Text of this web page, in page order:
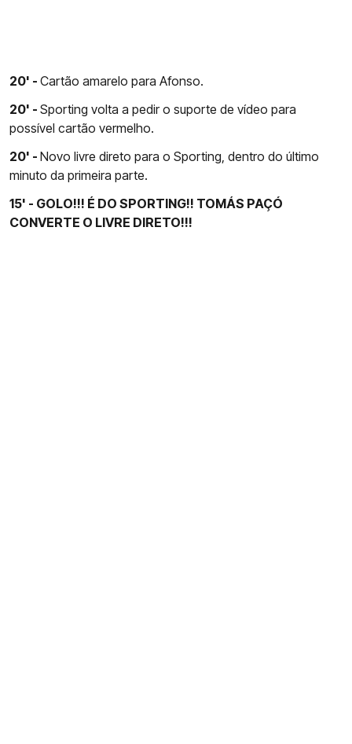
20' - Cartão amarelo para Afonso.
20' - Sporting volta a pedir o suporte de vídeo para
possível cartão vermelho.
20' - Novo livre direto para o Sporting, dentro do último
minuto da primeira parte.
15' - GOLO!!! É DO SPORTING!! TOMÁS PAÇÓ
CONVERTE O LIVRE DIRETO!!!